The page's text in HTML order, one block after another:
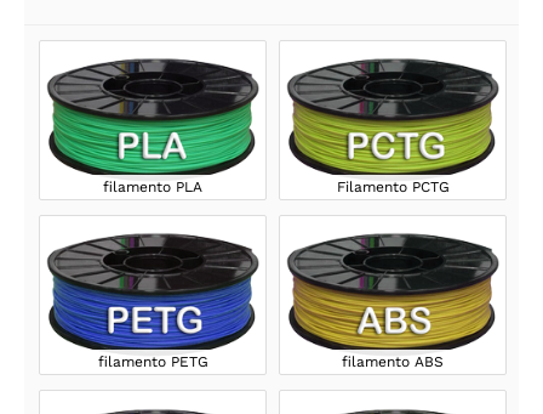
filamento PLA Filamento PCTG
filamento PETG filamento ABS